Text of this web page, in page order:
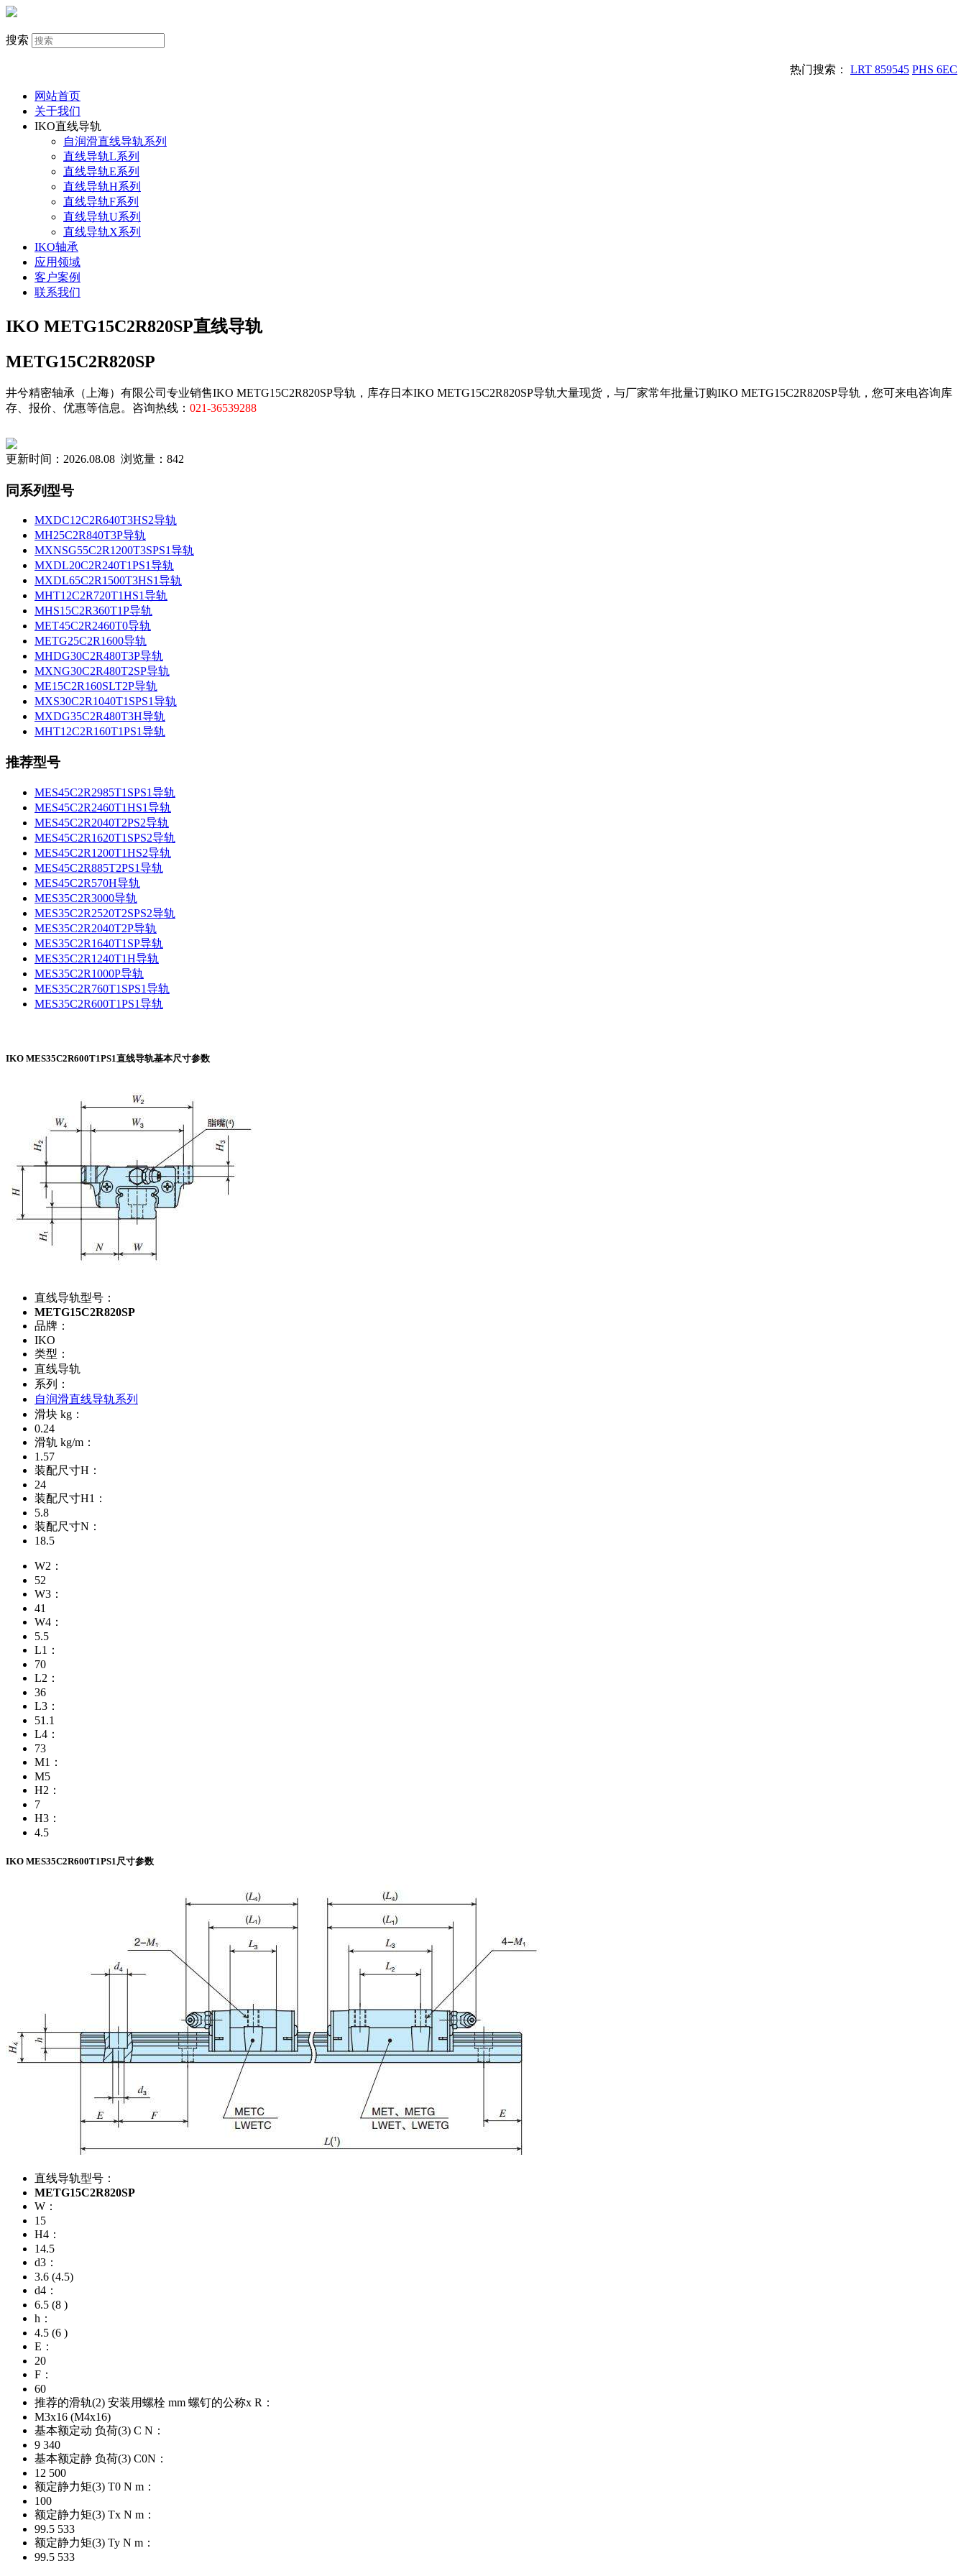
搜索
热门搜索： LRT 859545 PHS 6EC
网站首页
关于我们
IKO直线导轨
自润滑直线导轨系列
直线导轨L系列
直线导轨E系列
直线导轨H系列
直线导轨F系列
直线导轨U系列
直线导轨X系列
IKO轴承
应用领域
客户案例
联系我们
IKO METG15C2R820SP直线导轨
METG15C2R820SP
井兮精密轴承（上海）有限公司专业销售IKO METG15C2R820SP导轨，库存日本IKO METG15C2R820SP导轨大量现货，与厂家常年批量订购IKO METG15C2R820SP导轨，您可来电咨询库
存、报价、优惠等信息。咨询热线： 021-36539288
更新时间：2026.08.08 浏览量：842
同系列型号
MXDC12C2R640T3HS2导轨
MH25C2R840T3P导轨
MXNSG55C2R1200T3SPS1导轨
MXDL20C2R240T1PS1导轨
MXDL65C2R1500T3HS1导轨
MHT12C2R720T1HS1导轨
MHS15C2R360T1P导轨
MET45C2R2460T0导轨
METG25C2R1600导轨
MHDG30C2R480T3P导轨
MXNG30C2R480T2SP导轨
ME15C2R160SLT2P导轨
MXS30C2R1040T1SPS1导轨
MXDG35C2R480T3H导轨
MHT12C2R160T1PS1导轨
推荐型号
MES45C2R2985T1SPS1导轨
MES45C2R2460T1HS1导轨
MES45C2R2040T2PS2导轨
MES45C2R1620T1SPS2导轨
MES45C2R1200T1HS2导轨
MES45C2R885T2PS1导轨
MES45C2R570H导轨
MES35C2R3000导轨
MES35C2R2520T2SPS2导轨
MES35C2R2040T2P导轨
MES35C2R1640T1SP导轨
MES35C2R1240T1H导轨
MES35C2R1000P导轨
MES35C2R760T1SPS1导轨
MES35C2R600T1PS1导轨
IKO MES35C2R600T1PS1直线导轨基本尺寸参数
直线导轨型号：
METG15C2R820SP
品牌：
IKO
类型：
直线导轨
系列：
自润滑直线导轨系列
滑块 kg：
0.24
滑轨 kg/m：
1.57
装配尺寸H：
24
装配尺寸H1：
5.8
装配尺寸N：
18.5
W2：
52
W3：
41
W4：
5.5
L1：
70
L2：
36
L3：
51.1
L4：
73
M1：
M5
H2：
7
H3：
4.5
IKO MES35C2R600T1PS1尺寸参数
直线导轨型号：
METG15C2R820SP
W：
15
H4：
14.5
d3：
3.6 (4.5)
d4：
6.5 (8 )
h：
4.5 (6 )
E：
20
F：
60
推荐的滑轨(2) 安装用螺栓 mm 螺钉的公称x R：
M3x16 (M4x16)
基本额定动 负荷(3) C N：
9 340
基本额定静 负荷(3) C0N：
12 500
额定静力矩(3) T0 N m：
100
额定静力矩(3) Tx N m：
99.5 533
额定静力矩(3) Ty N m：
99.5 533